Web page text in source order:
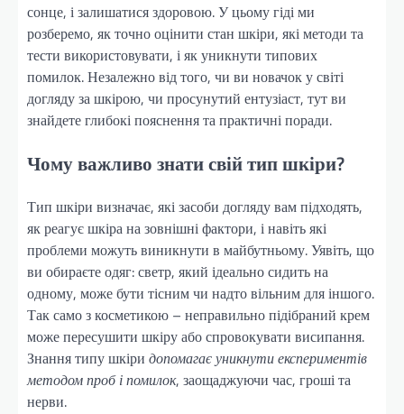
сонце, і залишатися здоровою. У цьому гіді ми
розберемо, як точно оцінити стан шкіри, які методи та
тести використовувати, і як уникнути типових
помилок. Незалежно від того, чи ви новачок у світі
догляду за шкірою, чи просунутий ентузіаст, тут ви
знайдете глибокі пояснення та практичні поради.
Чому важливо знати свій тип шкіри?
Тип шкіри визначає, які засоби догляду вам підходять,
як реагує шкіра на зовнішні фактори, і навіть які
проблеми можуть виникнути в майбутньому. Уявіть, що
ви обираєте одяг: светр, який ідеально сидить на
одному, може бути тісним чи надто вільним для іншого.
Так само з косметикою – неправильно підібраний крем
може пересушити шкіру або спровокувати висипання.
Знання типу шкіри допомагає уникнути експериментів
методом проб і помилок, заощаджуючи час, гроші та
нерви.